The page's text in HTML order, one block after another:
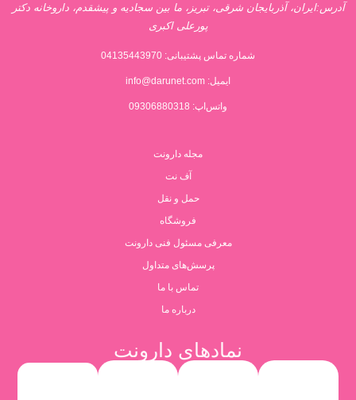
آدرس:ایران، آذربایجان شرقی، تبریز، ما بین سجادیه و پیشقدم، داروخانه دکتر
پورعلی اکبری
شماره تماس پشتیبانی: 04135443970
ایمیل: info@darunet.com
واتس‌اپ: 09306880318
مجله دارونت
آف نت
حمل و نقل
فروشگاه
معرفی مسئول فنی دارونت
پرسش‌های متداول
تماس با ما
درباره ما
نمادهای دارونت